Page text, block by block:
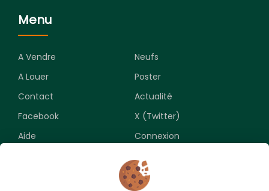
Menu
A Vendre
Neufs
A Louer
Poster
Contact
Actualité
Facebook
X (Twitter)
Aide
Connexion